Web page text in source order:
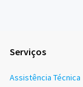
Serviços
Assistência Técnica